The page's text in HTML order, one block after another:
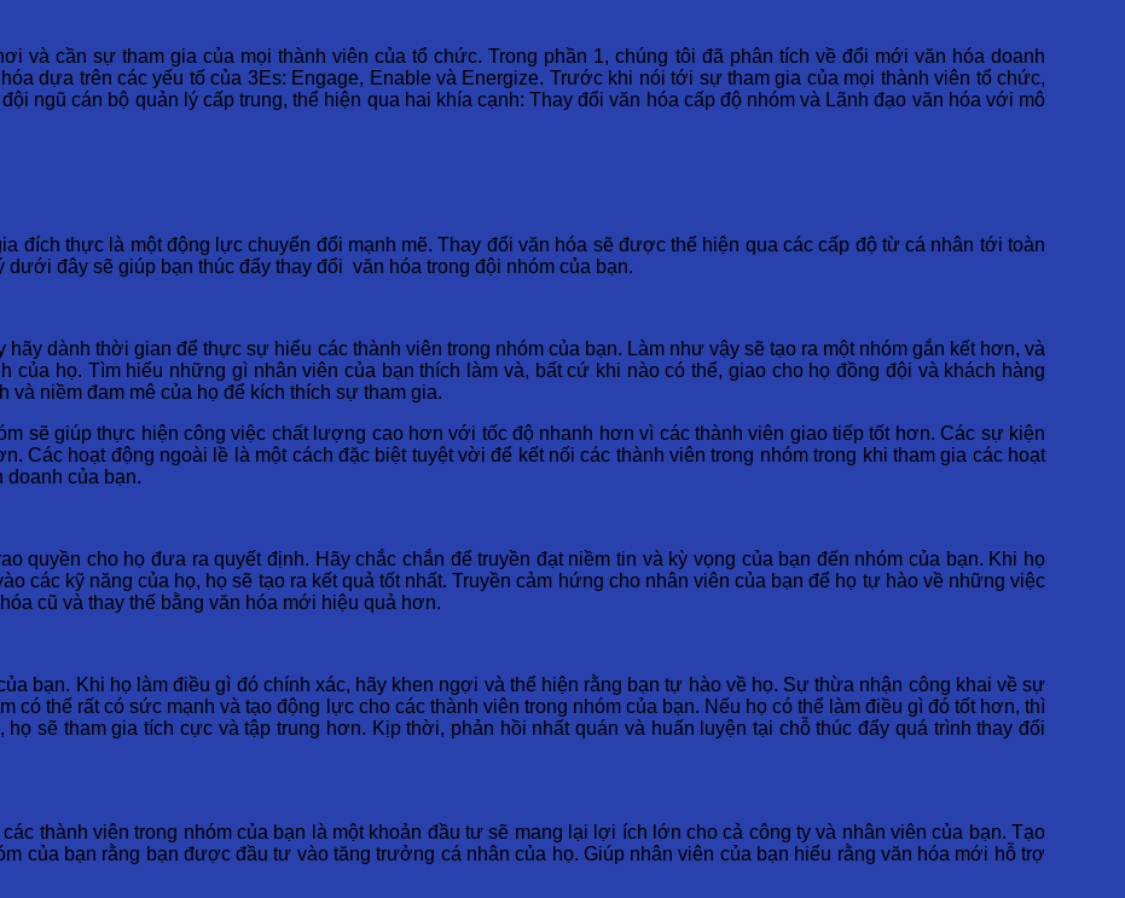
và cần sự tham gia của mọi thành viên của tổ chức. Trong phần 1, chúng tôi đã phân tích về đổi mới văn hóa doanh
dựa trên các yếu tố của 3Es: Engage, Enable và Energize. Trước khi nói tới sự tham gia của mọi thành viên tổ chức,
ngũ cán bộ quản lý cấp trung, thể hiện qua hai khía cạnh: Thay đổi văn hóa cấp độ nhóm và Lãnh đạo văn hóa với mô
đích thực là một động lực chuyển đổi mạnh mẽ. Thay đổi văn hóa sẽ được thể hiện qua các cấp độ từ cá nhân tới toàn
đây sẽ giúp bạn thúc đẩy thay đổi văn hóa trong đội nhóm của bạn.
dành thời gian để thực sự hiểu các thành viên trong nhóm của bạn. Làm như vậy sẽ tạo ra một nhóm gắn kết hơn, và
của họ. Tìm hiểu những gì nhân viên của bạn thích làm và, bất cứ khi nào có thể, giao cho họ đồng đội và khách hàng
niềm đam mê của họ để kích thích sự tham gia.
sẽ giúp thực hiện công việc chất lượng cao hơn với tốc độ nhanh hơn vì các thành viên giao tiếp tốt hơn. Các sự kiện
Các hoạt động ngoài lề là một cách đặc biệt tuyệt vời để kết nối các thành viên trong nhóm trong khi tham gia các hoạt
doanh của bạn.
quyền cho họ đưa ra quyết định. Hãy chắc chắn để truyền đạt niềm tin và kỳ vọng của bạn đến nhóm của bạn. Khi họ
các kỹ năng của họ, họ sẽ tạo ra kết quả tốt nhất. Truyền cảm hứng cho nhân viên của bạn để họ tự hào về những việc
cũ và thay thế bằng văn hóa mới hiệu quả hơn.
bạn. Khi họ làm điều gì đó chính xác, hãy khen ngợi và thể hiện rằng bạn tự hào về họ. Sự thừa nhận công khai về sự
có thể rất có sức mạnh và tạo động lực cho các thành viên trong nhóm của bạn. Nếu họ có thể làm điều gì đó tốt hơn, thì
sẽ tham gia tích cực và tập trung hơn. Kịp thời, phản hồi nhất quán và huấn luyện tại chỗ thúc đẩy quá trình thay đổi
thành viên trong nhóm của bạn là một khoản đầu tư sẽ mang lại lợi ích lớn cho cả công ty và nhân viên của bạn. Tạo
của bạn rằng bạn được đầu tư vào tăng trưởng cá nhân của họ. Giúp nhân viên của bạn hiểu rằng văn hóa mới hỗ trợ